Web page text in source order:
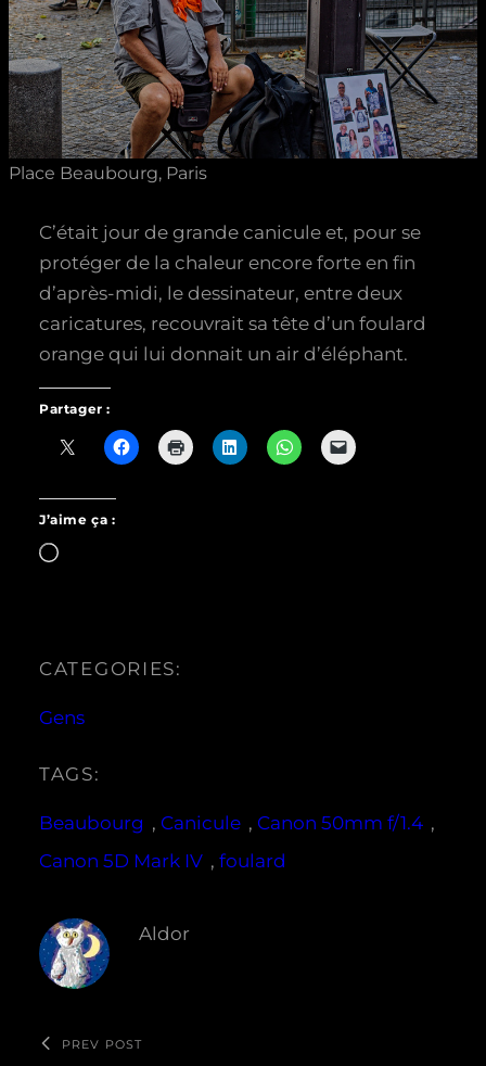
Place Beaubourg, Paris
C’était jour de grande canicule et, pour se
protéger de la chaleur encore forte en fin
d’après-midi, le dessinateur, entre deux
caricatures, recouvrait sa tête d’un foulard
orange qui lui donnait un air d’éléphant.
Partager :
J’aime ça :
Chargement…
CATEGORIES:
Gens
TAGS:
Beaubourg , Canicule , Canon 50mm f/1.4 ,
Canon 5D Mark IV , foulard
Aldor
PREV POST